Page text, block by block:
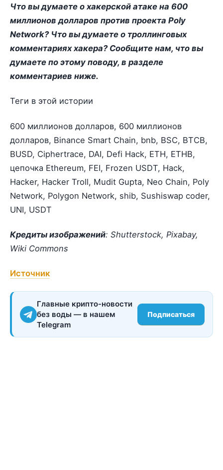
Что вы думаете о хакерской атаке на 600
миллионов долларов против проекта Poly
Network? Что вы думаете о троллинговых
комментариях хакера? Сообщите нам, что вы
думаете по этому поводу, в разделе
комментариев ниже.
Теги в этой истории
600 миллионов долларов, 600 миллионов
долларов, Binance Smart Chain, bnb, BSC, BTCB,
BUSD, Ciphertrace, DAI, Defi Hack, ETH, ETHB,
цепочка Ethereum, FEI, Frozen USDT, Hack,
Hacker, Hacker Troll, Mudit Gupta, Neo Chain, Poly
Network, Polygon Network, shib, Sushiswap coder,
UNI, USDT
Кредиты изображений: Shutterstock, Pixabay,
Wiki Commons
Источник
Главные крипто-новости
без воды — в нашем
Telegram
Подписаться